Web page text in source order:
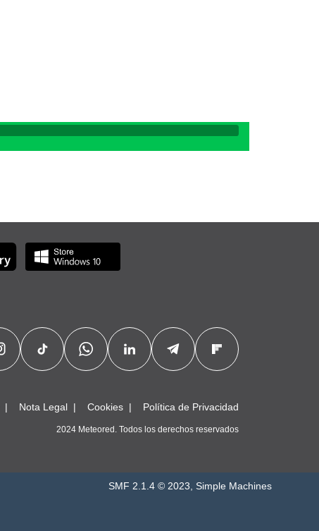
Nota Legal Cookies Política de Privacidad
2024 Meteored. Todos los derechos reservados
SMF 2.1.4 © 2023, Simple Machines